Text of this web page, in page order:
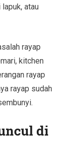
atau
rayap
kitchen
rayap
rayap sudah
di